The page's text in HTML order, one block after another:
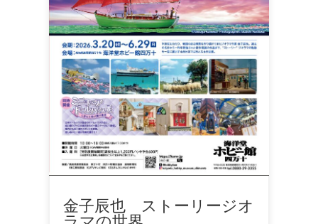
金子辰也 ストーリージオ